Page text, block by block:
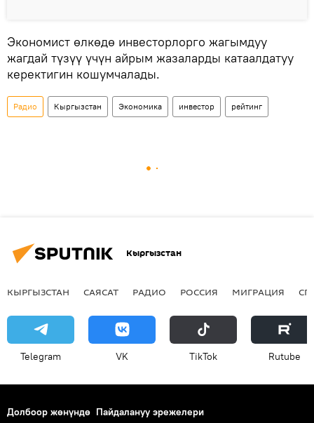
Экономист өлкөдө инвесторлорго жагымдуу
жагдай түзүү үчүн айрым жазаларды катаалдатуу
керектигин кошумчалады.
Радио Кыргызстан Экономика инвестор рейтинг
Кыргызстан
КЫРГЫЗСТАН САЯСАТ РАДИО РОССИЯ МИГРАЦИЯ
Telegram VK ТikТоk Rutube
Долбоор жөнүндө Пайдалануу эрежелери